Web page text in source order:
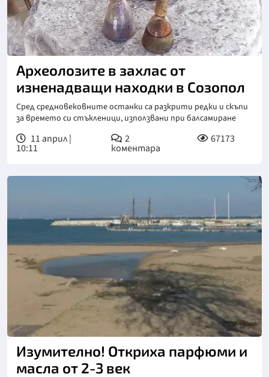
Снимка: Нова телевизия
Археолозите в захлас от
изненадващи находки в Созопол
Сред средновековните останки са разкрити редки и скъпи
за времето си стъкленици, използвани при балсамиране
11 април |
10:11
2
коментара
67173
Снимка: Nova
Изумително! Откриха парфюми и
масла от 2-3 век